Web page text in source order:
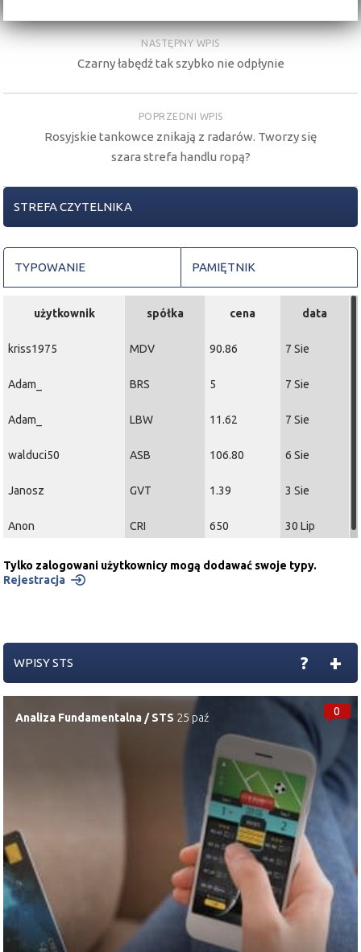
NASTĘPNY WPIS
Czarny łabędź tak szybko nie odpłynie
POPRZEDNI WPIS
Rosyjskie tankowce znikają z radarów. Tworzy się
szara strefa handlu ropą?
STREFA CZYTELNIKA
TYPOWANIE PAMIĘTNIK
użytkownik spółka cena data
kriss1975 MDV 90.86 7 Sie
Adam_ BRS 5 7 Sie
Adam_ LBW 11.62 7 Sie
walduci50 ASB 106.80 6 Sie
Janosz GVT 1.39 3 Sie
Anon CRI 650 30 Lip
Tylko zalogowani użytkownicy mogą dodawać swoje typy.
Rejestracja
WPISY STS +
?
0
Analiza Fundamentalna /STS 25 paź